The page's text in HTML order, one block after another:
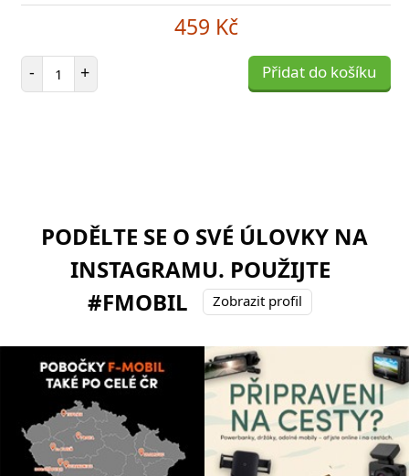
459 Kč
- Počet položek
+ Přidat do košíku
PODĚLTE SE O SVÉ ÚLOVKY NA
INSTAGRAMU. POUŽIJTE
#FMOBIL
Zobrazit profil